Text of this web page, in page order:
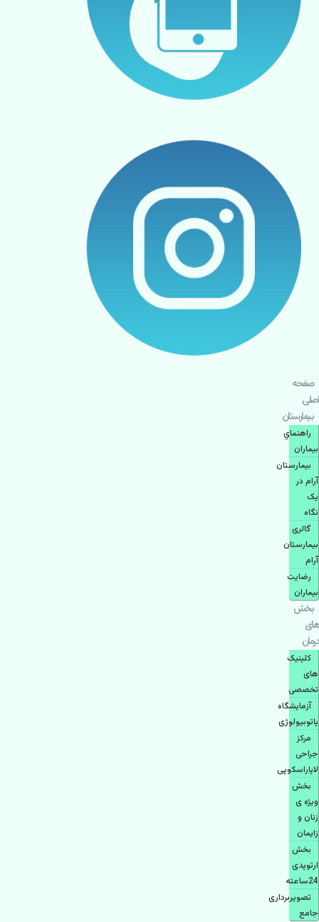
صفحه
اصلی
بيمارستان
راهنماي
بیماران
بیمارستان
آرام در
یک
نگاه
گالری
بیمارستان
آرام
رضایت
بیماران
بخش
های
درمان
کلینیک
های
تخصصی
آزمایشگاه
پاتوبیولوژی
مرکز
جراحی
لاپاراسکوپی
بخش
ویژه ی
زنان و
زایمان
بخش
ارتوپدی
24ساعته
تصویربرداری
جامع